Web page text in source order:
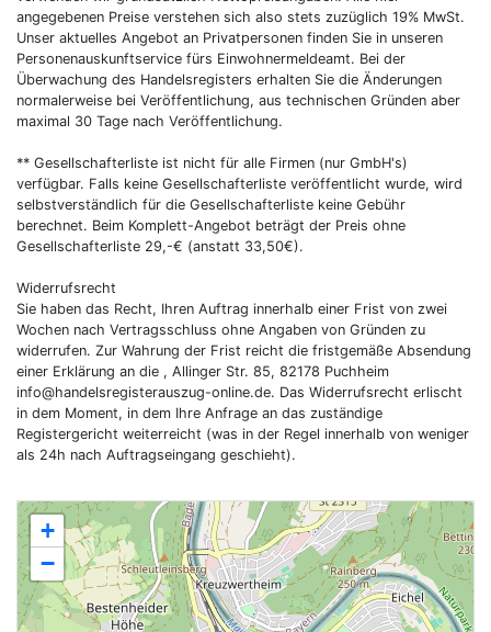
+
−
angegebenen Preise verstehen sich also stets zuzüglich 19% MwSt.
Unser aktuelles Angebot an Privatpersonen finden Sie in unseren
Personenauskunftservice fürs Einwohnermeldeamt. Bei der
Überwachung des Handelsregisters erhalten Sie die Änderungen
normalerweise bei Veröffentlichung, aus technischen Gründen aber
maximal 30 Tage nach Veröffentlichung.
** Gesellschafterliste ist nicht für alle Firmen (nur GmbH's)
verfügbar. Falls keine Gesellschafterliste veröffentlicht wurde, wird
selbstverständlich für die Gesellschafterliste keine Gebühr
berechnet. Beim Komplett-Angebot beträgt der Preis ohne
Gesellschafterliste 29,-€ (anstatt 33,50€).
Widerrufsrecht
Sie haben das Recht, Ihren Auftrag innerhalb einer Frist von zwei
Wochen nach Vertragsschluss ohne Angaben von Gründen zu
widerrufen. Zur Wahrung der Frist reicht die fristgemäße Absendung
einer Erklärung an die , Allinger Str. 85, 82178 Puchheim
info@handelsregisterauszug-online.de. Das Widerrufsrecht erlischt
in dem Moment, in dem Ihre Anfrage an das zuständige
Registergericht weiterreicht (was in der Regel innerhalb von weniger
als 24h nach Auftragseingang geschieht).